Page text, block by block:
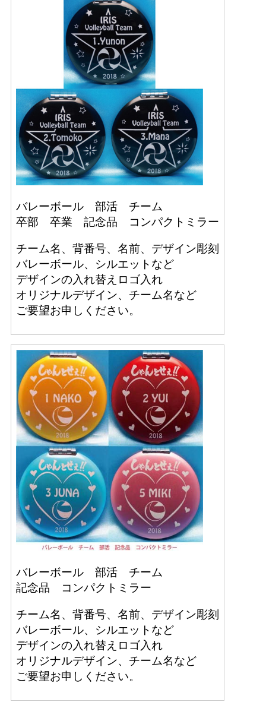
バレーボール 部活 チーム
卒部 卒業 記念品 コンパクトミラー
チーム名、背番号、名前、デザイン彫刻
バレーボール、シルエットなど
デザインの入れ替えロゴ入れ
オリジナルデザイン、チーム名など
ご要望お申しください。
バレーボール 部活 チーム
記念品 コンパクトミラー
チーム名、背番号、名前、デザイン彫刻
バレーボール、シルエットなど
デザインの入れ替えロゴ入れ
オリジナルデザイン、チーム名など
ご要望お申しください。